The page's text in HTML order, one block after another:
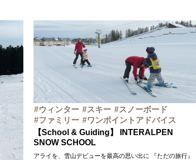
ウィンター スキー
スノーボード
ファミリー
ワンポイントアドバイス
【School & Guiding】 INTERALPEN
SNOW SCHOOL
アライを、雪山デビューを最高の思い出に 『ただの旅行』